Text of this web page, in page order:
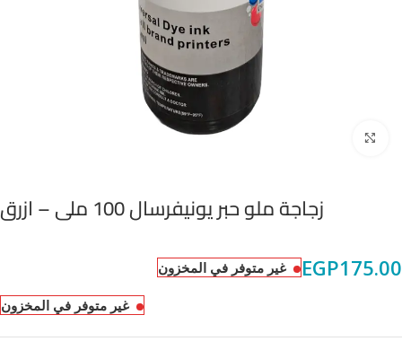
زجاجة ملو حبر يونيفرسال 100 ملى – ازرق
EGP175.00 غير متوفر في المخزون
غير متوفر في المخزون